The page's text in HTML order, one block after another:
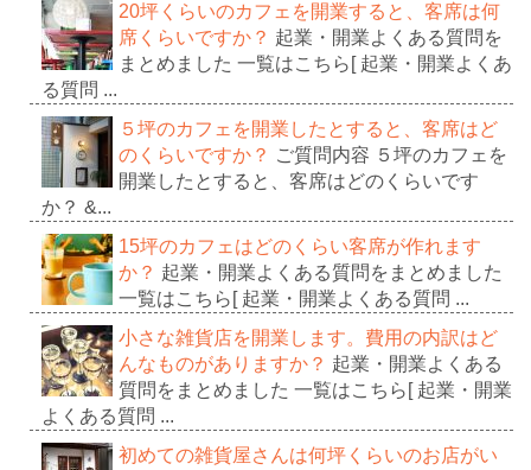
20坪くらいのカフェを開業すると、客席は何
席くらいですか？ 起業・開業よくある質問を
まとめました 一覧はこちら[ 起業・開業よくあ
る質問 ...
５坪のカフェを開業したとすると、客席はど
のくらいですか？ ご質問内容 ５坪のカフェを
開業したとすると、客席はどのくらいです
か？ &...
15坪のカフェはどのくらい客席が作れます
か？ 起業・開業よくある質問をまとめました
一覧はこちら[ 起業・開業よくある質問 ...
小さな雑貨店を開業します。費用の内訳はど
んなものがありますか？ 起業・開業よくある
質問をまとめました 一覧はこちら[ 起業・開業
よくある質問 ...
初めての雑貨屋さんは何坪くらいのお店がい